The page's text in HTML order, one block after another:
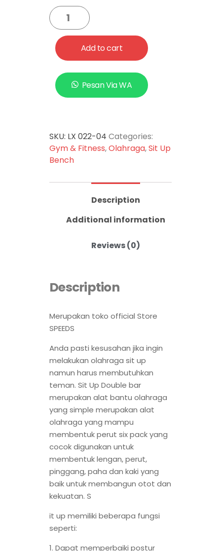
Add to cart
Pesan Via WA
SKU: LX 022-04 Categories:
Gym & Fitness,Olahraga,Sit Up
Bench
Description
Additional information
Reviews (0)
Description
Merupakan toko official Store
SPEEDS
Anda pasti kesusahan jika ingin
melakukan olahraga sit up
namun harus membutuhkan
teman. Sit Up Double bar
merupakan alat bantu olahraga
yang simple merupakan alat
olahraga yang mampu
membentuk perut six pack yang
cocok digunakan untuk
membentuk lengan, perut,
pinggang, paha dan kaki yang
baik untuk membangun otot dan
kekuatan. S
it up memiliki beberapa fungsi
seperti:
1. Dapat memperbaiki postur